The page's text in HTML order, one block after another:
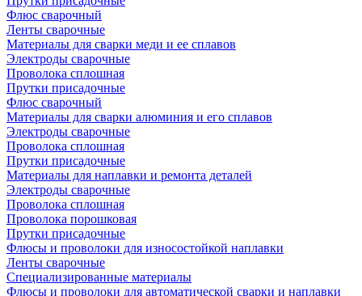
Флюс сварочный
Ленты сварочные
Материалы для сварки меди и ее сплавов
Электроды сварочные
Проволока сплошная
Прутки присадочные
Флюс сварочный
Материалы для сварки алюминия и его сплавов
Электроды сварочные
Проволока сплошная
Прутки присадочные
Материалы для наплавки и ремонта деталей
Электроды сварочные
Проволока сплошная
Проволока порошковая
Прутки присадочные
Флюсы и проволоки для износостойкой наплавки
Ленты сварочные
Специализированные материалы
Флюсы и проволоки для автоматической сварки и наплавки